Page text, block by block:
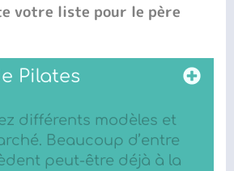
votre liste pour le père
Pilates
différents modèles et
Beaucoup d’entre
peut-être déjà à la